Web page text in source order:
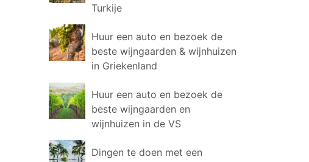
Turkije
Huur een auto en bezoek de
beste wijngaarden & wijnhuizen
in Griekenland
Huur een auto en bezoek de
beste wijngaarden en
wijnhuizen in de VS
Dingen te doen met een